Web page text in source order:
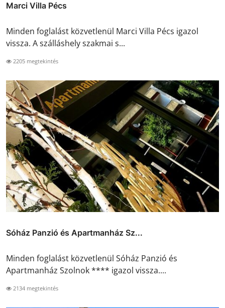
Marci Villa Pécs
Minden foglalást közvetlenül Marci Villa Pécs igazol
vissza. A szálláshely szakmai s...
2205 megtekintés
Sóház Panzió és Apartmanház Sz...
Minden foglalást közvetlenül Sóház Panzió és
Apartmanház Szolnok **** igazol vissza....
2134 megtekintés